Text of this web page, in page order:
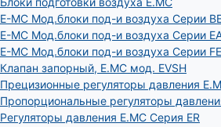
E-MC Мод.блоки под-и воздуха Серии
E-MC Мод.блоки под-и воздуха Серии
E-MC Мод.блоки под-и воздуха Серии FE
Клапан запорный, E.MC мод. EVSH
Прецизионные регуляторы давления
Пропорциональные регуляторы
Регуляторы давления E.MC Серия ER